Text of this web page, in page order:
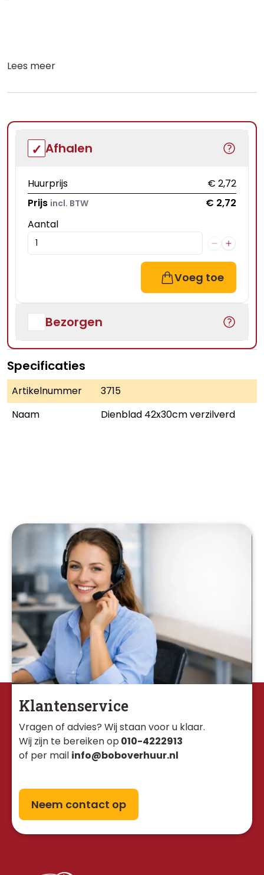
Lees meer
Afhalen
Huurprijs
€ 2,72
Prijs incl. BTW
€ 2,72
Aantal
Voeg toe
Bezorgen
Specificaties
Artikelnummer
3715
Naam
Dienblad 42x30cm verzilverd
Klantenservice
Vragen of advies? Wij staan voor u klaar.
Wij zijn te bereiken op 010-4222913
of per mail info@boboverhuur.nl
Neem contact op